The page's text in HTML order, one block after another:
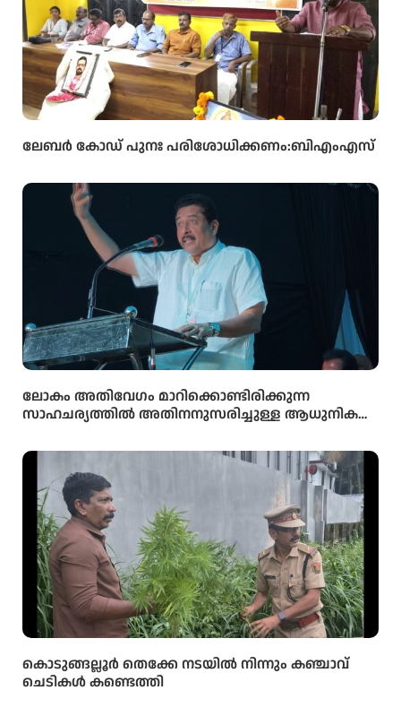
ലേബർ കോഡ് പുനഃ പരിശോധിക്കണം:ബിഎംഎസ്
ലോകം അതിവേഗം മാറിക്കൊണ്ടിരിക്കുന്ന
സാഹചര്യത്തിൽ അതിനനുസരിച്ചുള്ള ആധുനിക
വിദ്യാർഥികൾക്ക് ലഭ്യമാക്കുകയാണ് സർക്കാരിന്റെ
ലക്ഷ്യമെന്ന് സംസ്ഥാന വിദ്യാഭ്യാസ മന്ത്രി അഡ്വ.എൻ.
ഷംസുദ്ദീൻ
കൊടുങ്ങല്ലൂർ തെക്കേ നടയിൽ നിന്നും കഞ്ചാവ്
ചെടികൾ കണ്ടെത്തി